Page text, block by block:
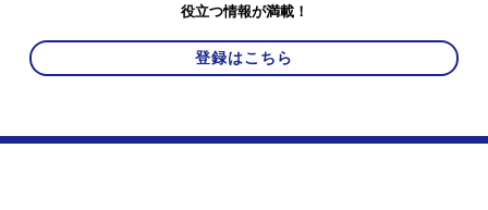
役立つ情報が満載！
登録はこちら